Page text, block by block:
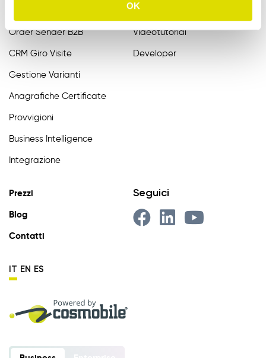
OK
Order Sender B2B
CRM Giro Visite
Gestione Varianti
Anagrafiche Certificate
Provvigioni
Business Intelligence
Integrazione
Manuali
Videotutorial
Developer
Prezzi
Blog
Contatti
IT EN ES
Seguici